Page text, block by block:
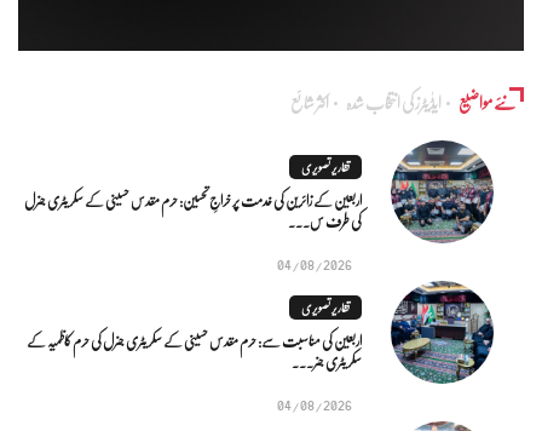
نئے مواضیع ایڈٰیٹرز کی انتخاب شدہ اکثر شائع
تقاریر تصویری
اربعین کے زائرین کی خدمت پر خراجِ تحسین: حرم مقدس حسینی کے سکریٹری جنرل
کی طرف س...
04/08/2026
تقاریر تصویری
اربعین کی مناسبت سے: حرم مقدس حسینی کے سکریٹری جنرل کی حرم کاظمیہ کے
سکریٹری جنر...
04/08/2026